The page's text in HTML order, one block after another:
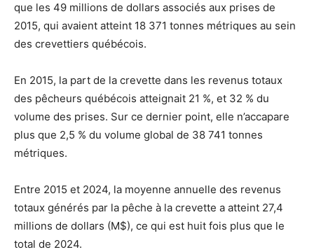
que les 49 millions de dollars associés aux prises de
2015, qui avaient atteint 18 371 tonnes métriques au sein
des crevettiers québécois.
En 2015, la part de la crevette dans les revenus totaux
des pêcheurs québécois atteignait 21 %, et 32 % du
volume des prises. Sur ce dernier point, elle n’accapare
plus que 2,5 % du volume global de 38 741 tonnes
métriques.
Entre 2015 et 2024, la moyenne annuelle des revenus
totaux générés par la pêche à la crevette a atteint 27,4
millions de dollars (M$), ce qui est huit fois plus que le
total de 2024.